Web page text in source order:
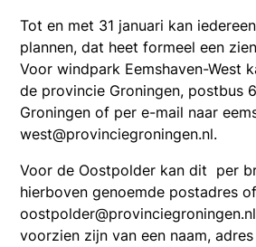
Tot en met 31 januari kan
plannen, dat heet formeel een
Voor windpark Eemshaven-West
de provincie Groningen, postbus
Groningen of per e-mail naar
west@provinciegroningen.nl.
Voor de Oostpolder kan dit per
hierboven genoemde postadres
voorzien zijn van een naam,